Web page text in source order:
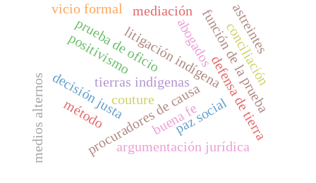
litigación indígena
tierras indígenas defensa de tierra
abogados
procuradores de causa
argumentación jurídica
prueba de oficio
decisión justa función de la prueba
positivismo
método
medios alternos
mediación
conciliación
paz social
couture
buena fe
astreintes
vicio formal